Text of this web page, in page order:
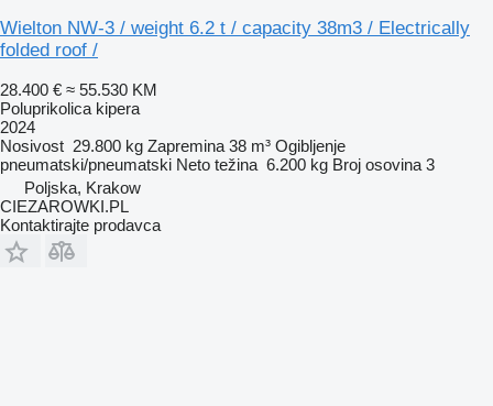
Wielton NW-3 / weight 6.2 t / capacity 38m3 / Electrically
folded roof /
28.400 € ≈ 55.530 KM
Poluprikolica kipera
2024
Nosivost 29.800 kg Zapremina 38 m³ Ogibljenje
pneumatski/pneumatski Neto težina 6.200 kg Broj osovina 3
Poljska, Krakow
CIEZAROWKI.PL
Kontaktirajte prodavca